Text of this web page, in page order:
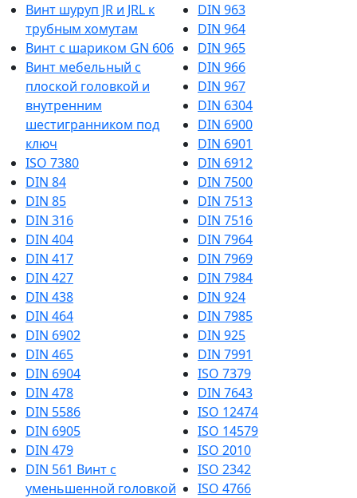
Винт шуруп JR и JRL к
трубным хомутам
Винт с шариком GN 606
Винт мебельный с
плоской головкой и
внутренним
шестигранником под
ключ
ISO 7380
DIN 84
DIN 85
DIN 316
DIN 404
DIN 417
DIN 427
DIN 438
DIN 464
DIN 6902
DIN 465
DIN 6904
DIN 478
DIN 5586
DIN 6905
DIN 479
DIN 561 Винт с
уменьшенной головкой
DIN 963
DIN 964
DIN 965
DIN 966
DIN 967
DIN 6304
DIN 6900
DIN 6901
DIN 6912
DIN 7500
DIN 7513
DIN 7516
DIN 7964
DIN 7969
DIN 7984
DIN 924
DIN 7985
DIN 925
DIN 7991
ISO 7379
DIN 7643
ISO 12474
ISO 14579
ISO 2010
ISO 2342
ISO 4766